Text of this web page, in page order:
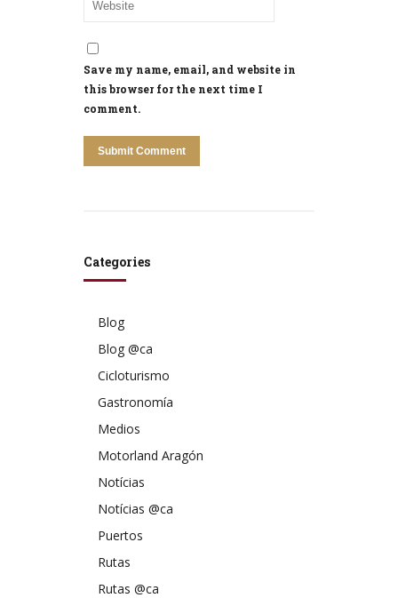
Save my name, email, and website in
this browser for the next time I
comment.
Categories
Blog
Blog @ca
Cicloturismo
Gastronomía
Medios
Motorland Aragón
Notícias
Notícias @ca
Puertos
Rutas
Rutas @ca